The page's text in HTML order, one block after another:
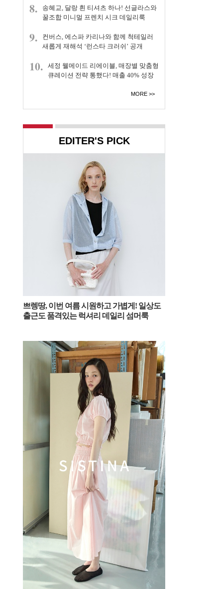
8.
송혜교, 달랑 흰 티셔츠 하나! 선글라스와
꿀조합 미니멀 프렌치 시크 데일리룩
9.
컨버스, 에스파 카리나와 함께 척테일러
새롭게 재해석 ‘런스타 크러쉬’ 공개
10.
세정 웰메이드 리에이블, 매장별 맞춤형
큐레이션 전략 통했다! 매출 40% 성장
MORE
EDITER'S PICK
쁘렝땅, 이번 여름 시원하고 가볍게! 일상도
출근도 품격있는 럭셔리 데일리 섬머룩